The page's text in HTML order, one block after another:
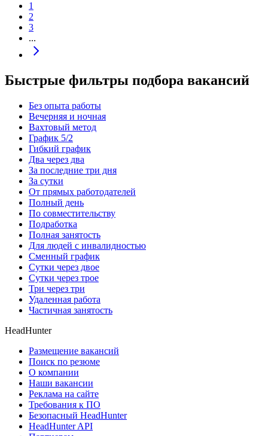
1
2
3
...
Быстрые фильтры подбора вакансий
Без опыта работы
Вечерняя и ночная
Вахтовый метод
График 5/2
Гибкий график
Два через два
За последние три дня
За сутки
От прямых работодателей
Полный день
По совместительству
Подработка
Полная занятость
Для людей с инвалидностью
Сменный график
Сутки через двое
Сутки через трое
Три через три
Удаленная работа
Частичная занятость
HeadHunter
Размещение вакансий
Поиск по резюме
О компании
Наши вакансии
Реклама на сайте
Требования к ПО
Безопасный HeadHunter
HeadHunter API